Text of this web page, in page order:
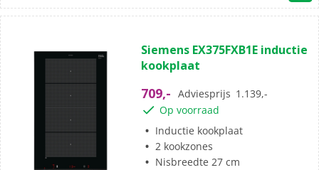
Siemens EX375FXB1E inductie
kookplaat
709,- Adviesprijs 1.139,-
Op voorraad
Inductie kookplaat
2 kookzones
Nisbreedte 27 cm